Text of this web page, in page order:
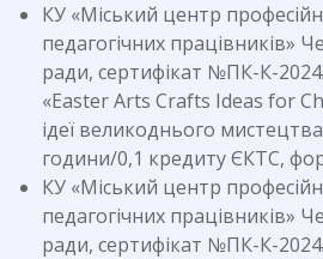
КУ «Міський центр
педагогічних працівників»
ради, сертифікат №ПК-К-
«Easter Arts Crafts Ideas for
ідеї великоднього
години/0,1 кредиту ЄКТС,
КУ «Міський центр
педагогічних працівників»
ради, сертифікат №ПК-К-